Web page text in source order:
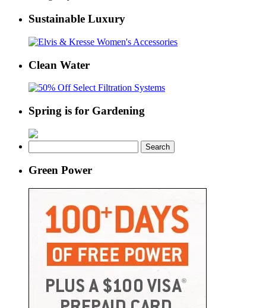
Sustainable Luxury
Clean Water
Spring is for Gardening
for:
Green Power